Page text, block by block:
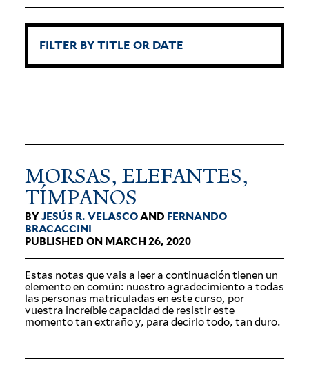
MORSAS, ELE­FANTES,
TÍMPANOS
BYJESÚS R. VELASCOAND FERNANDO
BRACACCINI
PUBLISHED ON MARCH 26, 2020
Estas notas que vais a leer a con­tin­uación tienen un
ele­mento en común: nuestro agradec­imiento a todas
las per­sonas matric­u­ladas en este curso, por
vuestra increíble capacidad de resistir este
momento tan extraño y, para decirlo todo, tan duro.